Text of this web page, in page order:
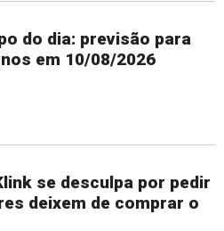
do dia: previsão para
em 10/08/2026
se desculpa por pedir
deixem de comprar o